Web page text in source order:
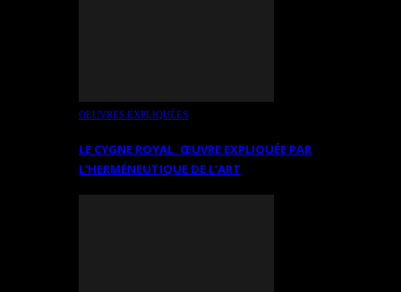
OEUVRES EXPLIQUÉES
LE CYGNE ROYAL. ŒUVRE EXPLIQUÉE PAR
L’HERMÉNEUTIQUE DE L’ART